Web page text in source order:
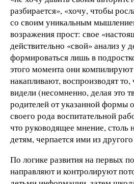
разбирается», «хочу, чтобы
со своим уникальным
возражения прост: свое
действительно «свой» анализ у
формироваться лишь в
этого момента они
накапливают, воспроизводят
видели (несомненно, делая это
родителей от указанной формы
своего рода воспитательной
что руководящее мнение,
детям, черпается ими из
По логике развития на первых
направляют и контролируют